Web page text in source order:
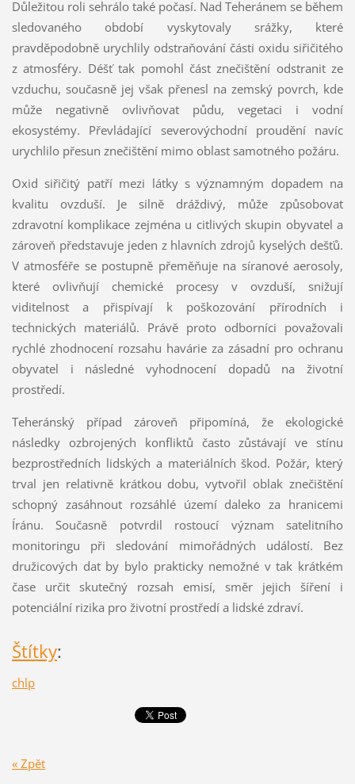
Důležitou roli sehrálo také počasí. Nad Teheránem se během
sledovaného období vyskytovaly srážky, které
pravděpodobně urychlily odstraňování části oxidu siřičitého
z atmosféry. Déšť tak pomohl část znečištění odstranit ze
vzduchu, současně jej však přenesl na zemský povrch, kde
může negativně ovlivňovat půdu, vegetaci i vodní
ekosystémy. Převládající severovýchodní proudění navíc
urychlilo přesun znečištění mimo oblast samotného požáru.
Oxid siřičitý patří mezi látky s významným dopadem na
kvalitu ovzduší. Je silně dráždivý, může způsobovat
zdravotní komplikace zejména u citlivých skupin obyvatel a
zároveň představuje jeden z hlavních zdrojů kyselých dešťů.
V atmosféře se postupně přeměňuje na síranové aerosoly,
které ovlivňují chemické procesy v ovzduší, snižují
viditelnost a přispívají k poškozování přírodních i
technických materiálů. Právě proto odborníci považovali
rychlé zhodnocení rozsahu havárie za zásadní pro ochranu
obyvatel i následné vyhodnocení dopadů na životní
prostředí.
Teheránský případ zároveň připomíná, že ekologické
následky ozbrojených konfliktů často zůstávají ve stínu
bezprostředních lidských a materiálních škod. Požár, který
trval jen relativně krátkou dobu, vytvořil oblak znečištění
schopný zasáhnout rozsáhlé území daleko za hranicemi
Íránu. Současně potvrdil rostoucí význam satelitního
monitoringu při sledování mimořádných událostí. Bez
družicových dat by bylo prakticky nemožné v tak krátkém
čase určit skutečný rozsah emisí, směr jejich šíření i
potenciální rizika pro životní prostředí a lidské zdraví.
Štítky:
chlp
« Zpět